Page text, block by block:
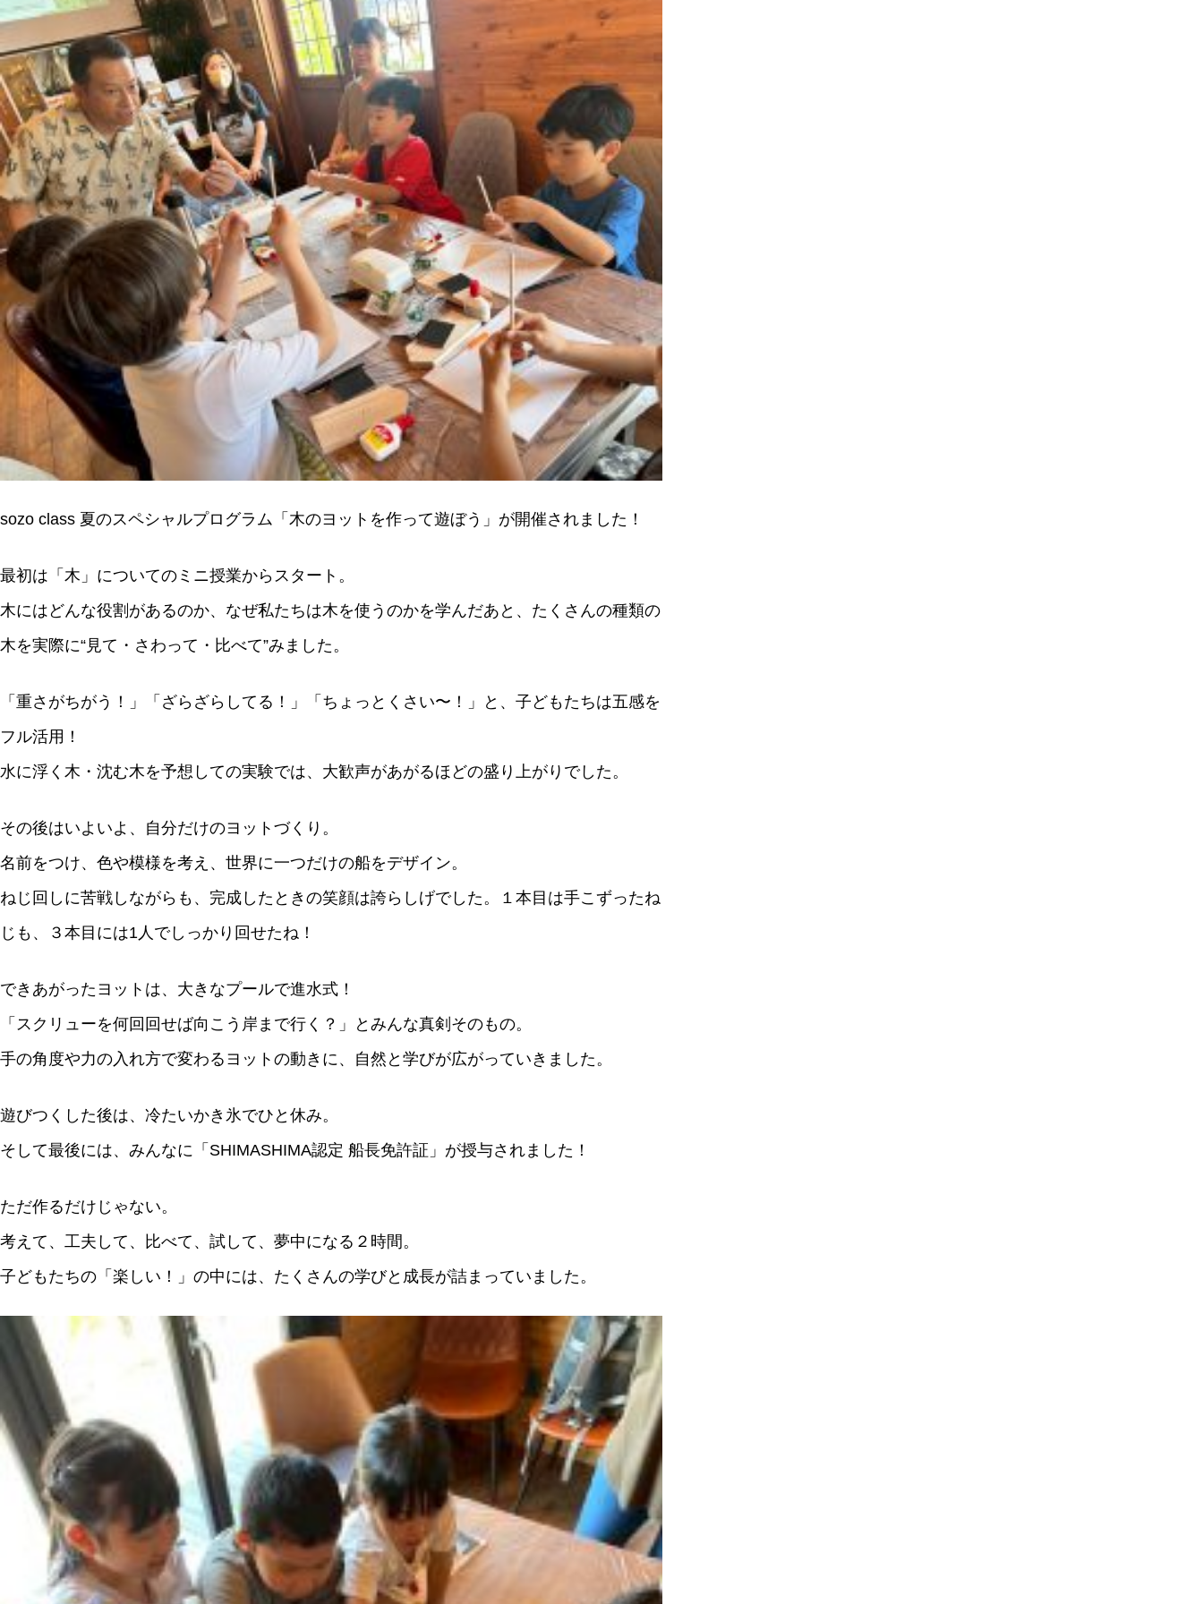
sozo class 夏のスペシャルプログラム「木のヨットを作って遊ぼう」が開催されました！
最初は「木」についてのミニ授業からスタート。
木にはどんな役割があるのか、なぜ私たちは木を使うのかを学んだあと、たくさんの種類の
木を実際に“見て・さわって・比べて”みました。
「重さがちがう！」「ざらざらしてる！」「ちょっとくさい〜！」と、子どもたちは五感を
フル活用！
水に浮く木・沈む木を予想しての実験では、大歓声があがるほどの盛り上がりでした。
その後はいよいよ、自分だけのヨットづくり。
名前をつけ、色や模様を考え、世界に一つだけの船をデザイン。
ねじ回しに苦戦しながらも、完成したときの笑顔は誇らしげでした。１本目は手こずったね
じも、３本目には1人でしっかり回せたね！
できあがったヨットは、大きなプールで進水式！
「スクリューを何回回せば向こう岸まで行く？」とみんな真剣そのもの。
手の角度や力の入れ方で変わるヨットの動きに、自然と学びが広がっていきました。
遊びつくした後は、冷たいかき氷でひと休み。
そして最後には、みんなに「SHIMASHIMA認定 船長免許証」が授与されました！
ただ作るだけじゃない。
考えて、工夫して、比べて、試して、夢中になる２時間。
子どもたちの「楽しい！」の中には、たくさんの学びと成長が詰まっていました。